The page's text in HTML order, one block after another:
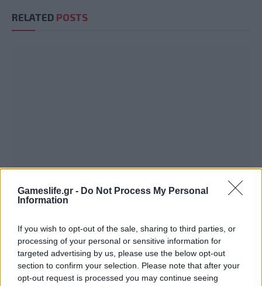
Gameslife.gr - Do Not Process My Personal
Information
If you wish to opt-out of the sale, sharing to third parties, or
processing of your personal or sensitive information for
targeted advertising by us, please use the below opt-out
section to confirm your selection. Please note that after your
opt-out request is processed you may continue seeing
RELATED POSTS
Summer Mode ON! Η LG μετατρέπει κάθε